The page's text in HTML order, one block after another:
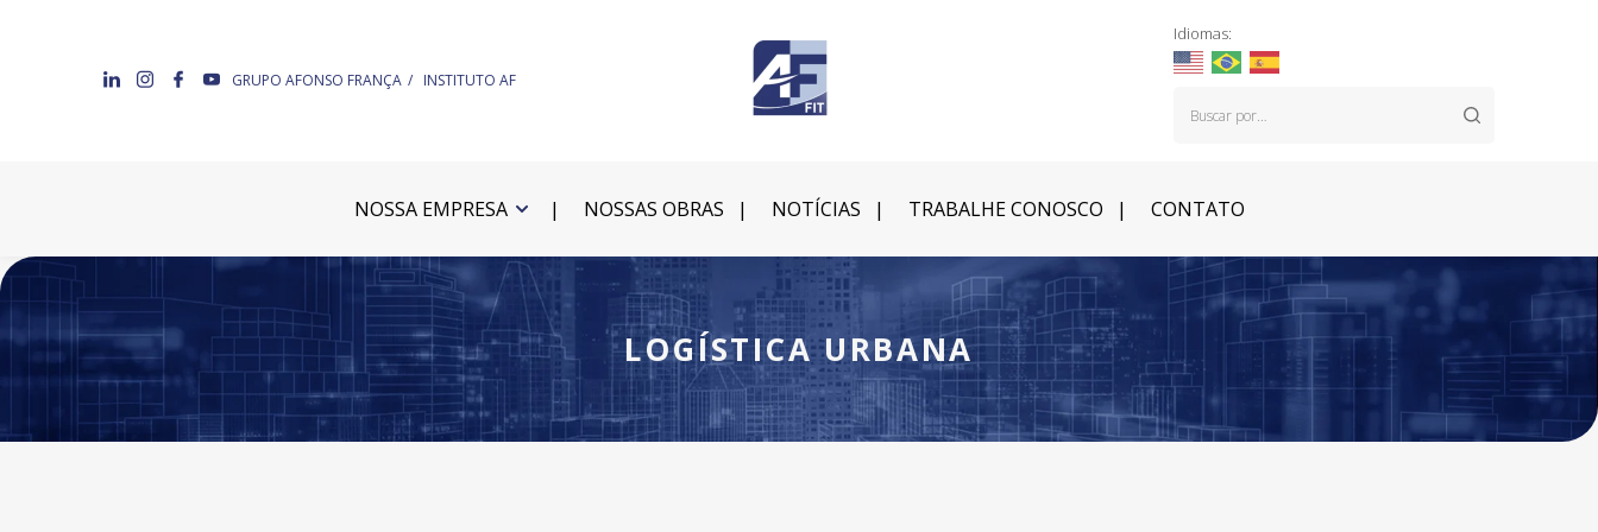
GRUPO AFONSO FRANÇA INSTITUTO AF
Idiomas:
NOSSA EMPRESA NOSSAS OBRAS NOTÍCIAS TRABALHE CONOSCO CONTATO
LOGÍSTICA URBANA